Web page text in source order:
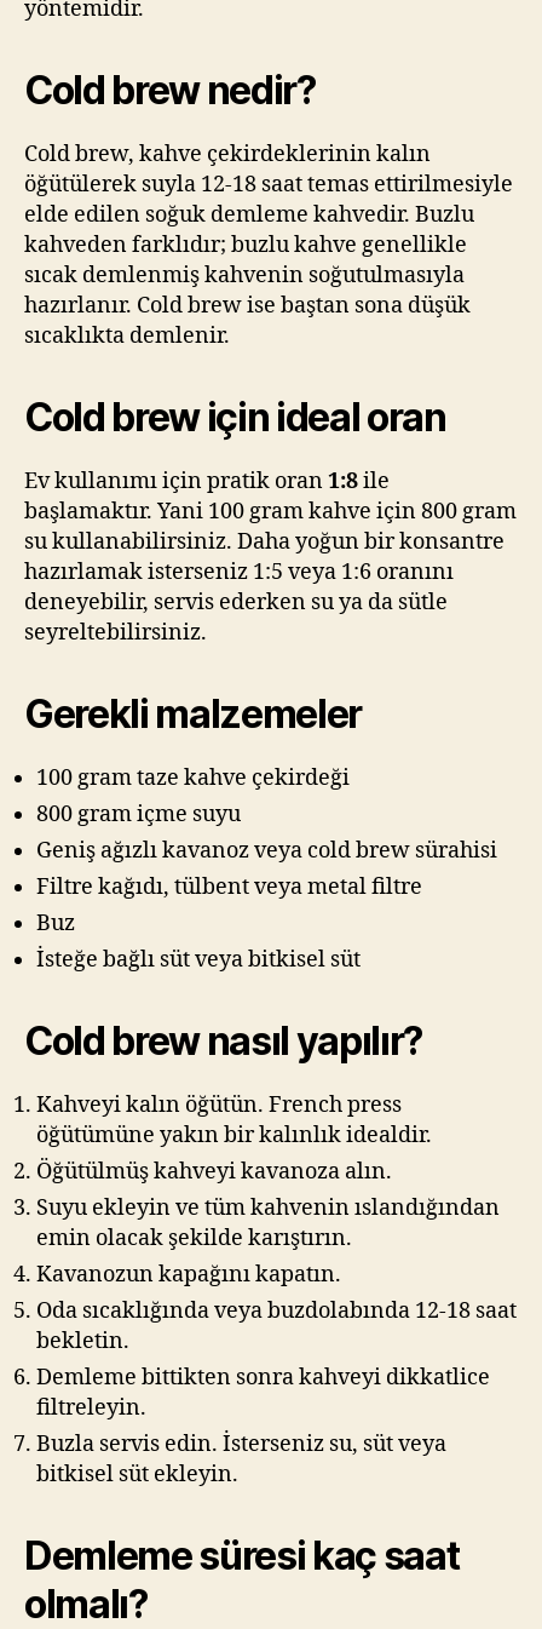
yöntemidir.
Cold brew nedir?
Cold brew, kahve çekirdeklerinin kalın
öğütülerek suyla 12-18 saat temas ettirilmesiyle
elde edilen soğuk demleme kahvedir. Buzlu
kahveden farklıdır; buzlu kahve genellikle
sıcak demlenmiş kahvenin soğutulmasıyla
hazırlanır. Cold brew ise baştan sona düşük
sıcaklıkta demlenir.
Cold brew için ideal oran
Ev kullanımı için pratik oran1:8ile
başlamaktır. Yani 100 gram kahve için 800 gram
su kullanabilirsiniz. Daha yoğun bir konsantre
hazırlamak isterseniz 1:5 veya 1:6 oranını
deneyebilir, servis ederken su ya da sütle
seyreltebilirsiniz.
Gerekli malzemeler
100 gram taze kahve çekirdeği
800 gram içme suyu
Geniş ağızlı kavanoz veya cold brew sürahisi
Filtre kağıdı, tülbent veya metal filtre
Buz
İsteğe bağlı süt veya bitkisel süt
Cold brew nasıl yapılır?
Kahveyi kalın öğütün. French press
öğütümüne yakın bir kalınlık idealdir.
Öğütülmüş kahveyi kavanoza alın.
Suyu ekleyin ve tüm kahvenin ıslandığından
emin olacak şekilde karıştırın.
Kavanozun kapağını kapatın.
Oda sıcaklığında veya buzdolabında 12-18 saat
bekletin.
Demleme bittikten sonra kahveyi dikkatlice
filtreleyin.
Buzla servis edin. İsterseniz su, süt veya
bitkisel süt ekleyin.
Demleme süresi kaç saat
olmalı?